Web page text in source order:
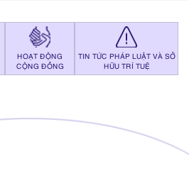
HOẠT ĐỘNG
CỘNG ĐỒNG
TIN TỨC PHÁP LUẬT VÀ SỞ
HỮU TRÍ TUỆ